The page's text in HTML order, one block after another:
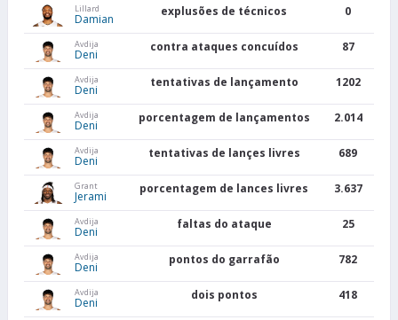
Lillard
Damian
explusões de técnicos 0
Avdija
Deni
contra ataques concuídos 87
Avdija
Deni
tentativas de lançamento 1202
Avdija
Deni
porcentagem de lançamentos 2.014
Avdija
Deni
tentativas de lançes livres 689
Grant
Jerami
porcentagem de lances livres 3.637
Avdija
Deni
faltas do ataque 25
Avdija
Deni
pontos do garrafão 782
Avdija
Deni
dois pontos 418